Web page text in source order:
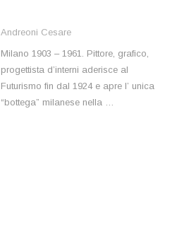
Andreoni Cesare
Milano 1903 – 1961. Pittore, grafico,
progettista d’interni aderisce al
Futurismo fin dal 1924 e apre l’ unica
“bottega” milanese nella …